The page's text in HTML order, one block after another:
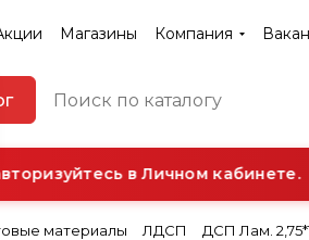
Магазины Компания
в Личном кабинете.
материалы ЛДСП ДСП Лам.